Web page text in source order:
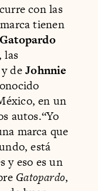
con las
tienen
Gatopardo
las
y deJohnnie
en un
autos.“Yo
marca que
está
y eso es un
Gatopardo,